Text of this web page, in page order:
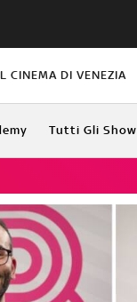
CINEMA DI VENEZIA
Tutti Gli Show